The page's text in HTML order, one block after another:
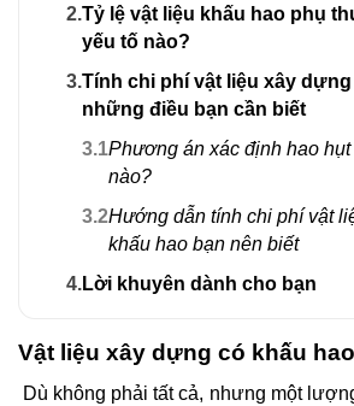
2.Tỷ lệ vật liệu khấu hao phụ
yếu tố nào?
3.Tính chi phí vật liệu xây
những điều bạn cần biết
3.1Phương án xác định hao
nào?
3.2Hướng dẫn tính chi phí vật
khấu hao bạn nên biết
4.Lời khuyên dành cho bạn
Vật liệu xây dựng có khấu
Dù không phải tất cả, nhưng một